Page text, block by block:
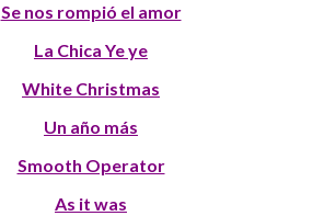
Se nos rompió el amor
La Chica Ye ye
White Christmas
Un año más
Smooth Operator
As it was